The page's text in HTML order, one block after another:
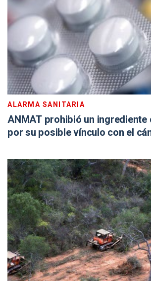
ALARMA SANITARIA
ANMAT prohibió un ingrediente
por su posible vínculo con el